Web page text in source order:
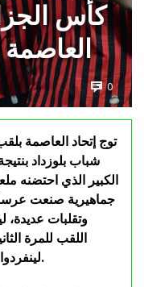
كأس
0
توج إتحاد العاصمة
شباب بلوزداد
الكبير الذي احتضنه
جماهيرية صنعت عرسا
وتقلبات عديدة،
اللقب للمرة
لينفردوا بصدارة الأندية الأكثر تتويجا بالمسابقة.